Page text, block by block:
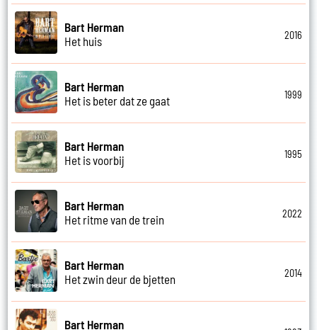
Bart Herman
Het huis
2016
Bart Herman
Het is beter dat ze gaat
1999
Bart Herman
Het is voorbij
1995
Bart Herman
Het ritme van de trein
2022
Bart Herman
Het zwin deur de bjetten
2014
Bart Herman